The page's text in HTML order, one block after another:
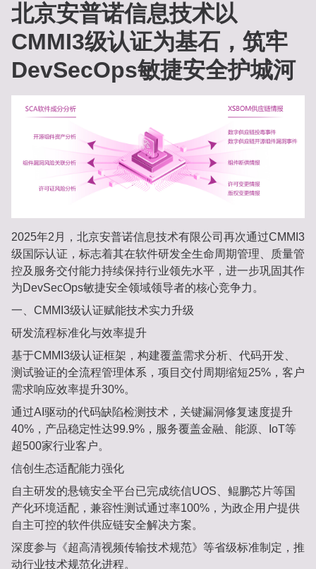
北京安普诺信息技术以
CMMI3级认证为基石，筑牢
DevSecOps敏捷安全护城河‌
2025年2月，北京安普诺信息技术有限公司再次通过CMMI3
级国际认证‌，标志着其在软件研发全生命周期管理、质量管
控及服务交付能力持续保持行业领先水平，进一步巩固其作
为‌DevSecOps敏捷安全领域领导者‌的核心竞争力‌。
一、‌CMMI3级认证赋能技术实力升级‌
研发流程标准化与效率提升‌
基于CMMI3级认证框架，构建覆盖需求分析、代码开发、
测试验证的全流程管理体系，项目交付周期缩短‌25%‌，客户
需求响应效率提升‌30%‌‌。
通过AI驱动的代码缺陷检测技术，关键漏洞修复速度提升‌
40%‌，产品稳定性达‌99.9%‌，服务覆盖金融、能源、IoT等
超‌500家行业客户‌‌。
信创生态适配能力强化‌
自主研发的‌悬镜安全平台‌已完成统信UOS、鲲鹏芯片等国
产化环境适配，兼容性测试通过率‌100%‌，为政企用户提供
自主可控的软件供应链安全解决方案‌。
深度参与《超高清视频传输技术规范》等省级标准制定，推
动行业技术规范化进程‌。